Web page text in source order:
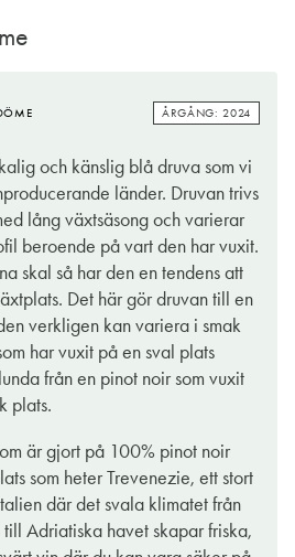
ÅRGÅNG: 2024
och känslig blå druva som vi
länder. Druvan trivs
lång växtsäsong och varierar
beroende på vart den har vuxit.
skal så har den en tendens att
Det här gör druvan till en
verkligen kan variera i smak
har vuxit på en sval plats
från en pinot noir som vuxit
plats.
är gjort på 100% pinot noir
som heter Trevenezie, ett stort
där det svala klimatet från
Adriatiska havet skapar friska,
en mycket stilig och välgjord Pinot
upp i nordöstra Italien. Området
egentligen som namnet antyder inte
olika. Och delen av namnet
Venedig på svenska. Nåväl, vi
Giulia, Veneto och Trentino. Här
en mängd olika viner, både
svårodlade Pinot Noir trivs här.
för oss vinälskare.
Iikheten stannar emellertid där,
nämnaren är i så fall att vinet är
sitter på plats. Rödfruktigt med
och vanilj får sällskap av en